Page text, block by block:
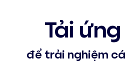
Tải
để trải nghiệm